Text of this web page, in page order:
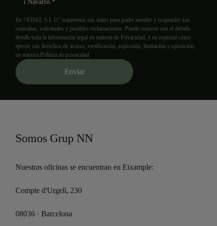
i Navarro.*
En “JOSEL S.L.U” trataremos sus datos para poder atender y responder sus
consultas, solicitudes y posibles reclamaciones. Puede conocer con el debido
detalle toda la información legal en materia de Privacidad, y en especial cómo
ejercer sus derechos de acceso, rectificación, supresión, limitación y oposición,
en nuestra Política de privacidad.
Somos Grup NN
Nuestras oficinas se encuentran en Eixample:
Compte d'Urgell, 230
08036 · Barcelona